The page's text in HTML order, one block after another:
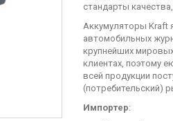
стандарты
Аккумуляторы Kraft
автомобильных
крупнейших
клиентах, поэтому
всей продукции
(потребительский)
Импортер: